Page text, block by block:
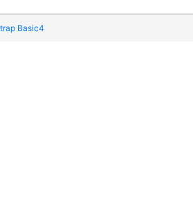
Basic4